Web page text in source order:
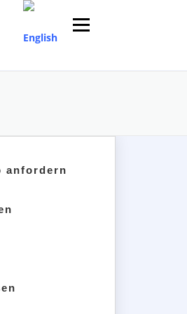
Menü
anfordern